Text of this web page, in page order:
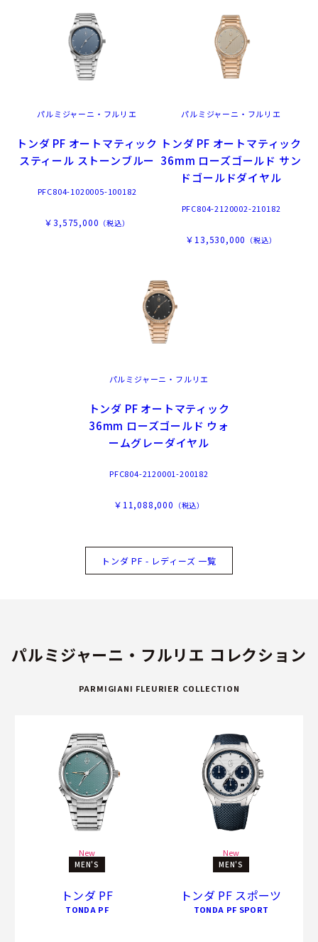
パルミジャーニ・フルリエ
トンダ PF オートマティック
スティール ストーンブルー
PFC804-1020005-100182
￥3,575,000 （税込）
パルミジャーニ・フルリエ
トンダ PF オートマティック
36mm ローズゴールド サン
ドゴールドダイヤル
PFC804-2120002-210182
￥13,530,000 （税込）
パルミジャーニ・フルリエ
トンダ PF オートマティック
36mm ローズゴールド ウォ
ームグレーダイヤル
PFC804-2120001-200182
￥11,088,000 （税込）
トンダ PF - レディーズ 一覧
パルミジャーニ・フルリエ コレクション
PARMIGIANI FLEURIER COLLECTION
New
MEN'S
トンダ PF
TONDA PF
New
MEN'S
トンダ PF スポーツ
TONDA PF SPORT